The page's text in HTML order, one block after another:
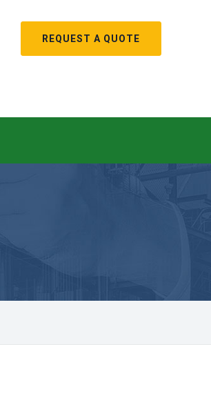
REQUEST A QUOTE